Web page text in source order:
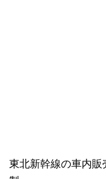
東北新幹線の車内